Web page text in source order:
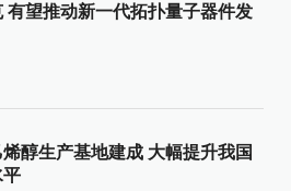
有望推动新一代拓扑量子器件发
醇生产基地建成 大幅提升我国
平